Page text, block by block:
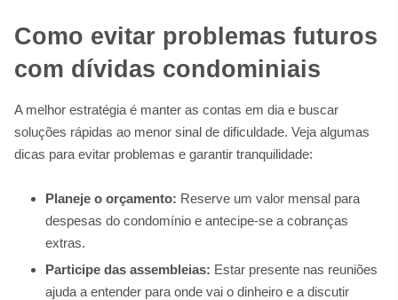
Como evitar problemas futuros
com dívidas condominiais
A melhor estratégia é manter as contas em dia e buscar
soluções rápidas ao menor sinal de dificuldade. Veja algumas
dicas para evitar problemas e garantir tranquilidade:
Planeje o orçamento: Reserve um valor mensal para
despesas do condomínio e antecipe-se a cobranças
extras.
Participe das assembleias: Estar presente nas reuniões
ajuda a entender para onde vai o dinheiro e a discutir